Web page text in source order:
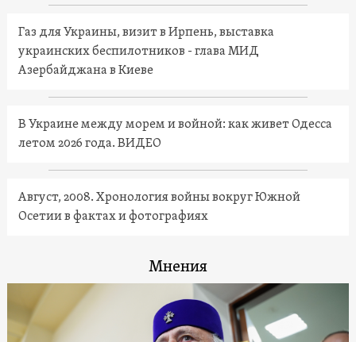
Газ для Украины, визит в Ирпень, выставка
украинских беспилотников - глава МИД
Азербайджана в Киеве
В Украине между морем и войной: как живет Одесса
летом 2026 года. ВИДЕО
Август, 2008. Хронология войны вокруг Южной
Осетии в фактах и фотографиях
Мнения